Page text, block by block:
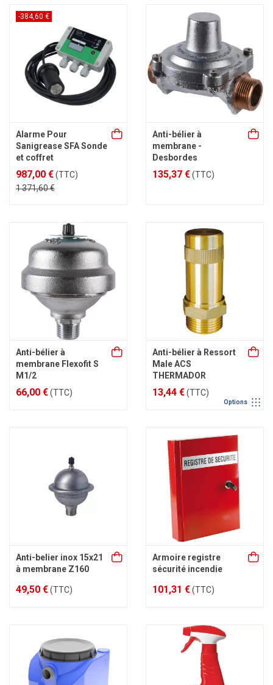
-384,60 €
Alarme Pour
Sanigrease SFA Sonde
et coffret
987,00 €(TTC)
1 371,60 €
Anti-bélier à
membrane -
Desbordes
135,37 €(TTC)
Anti-bélier à
membrane Flexofit S
M1/2
66,00 €(TTC)
Anti-bélier à Ressort
Male ACS
THERMADOR
13,44 €(TTC)
Options
Anti-belier inox 15x21
à membrane Z160
49,50 €(TTC)
Armoire registre
sécurité incendie
101,31 €(TTC)